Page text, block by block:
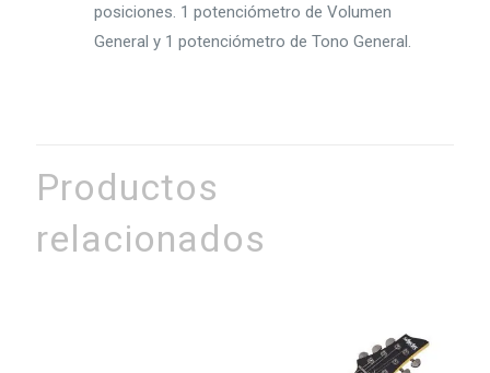
posiciones. 1 potenciómetro de Volumen
General y 1 potenciómetro de Tono General.
Productos
relacionados